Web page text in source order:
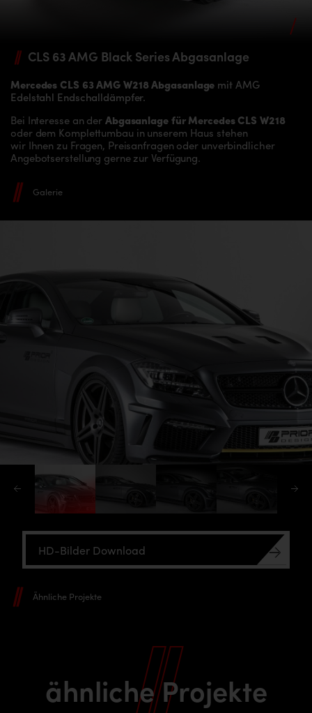
CLS 63 AMG Black Series Abgasanlage
Mercedes CLS 63 AMG W218 Abgasanlage mit AMG
Edelstahl Endschalldämpfer.
Bei Interesse an derAbgasanlage für Mercedes CLS W218
oder dem Komplettumbau in unserem Haus stehen
wir Ihnen zu Fragen, Preisanfragen oder unverbindlicher
Angebotserstellung gerne zur Verfügung.
Galerie
HD-Bilder Download
Ähnliche Projekte
ähnliche Projekte